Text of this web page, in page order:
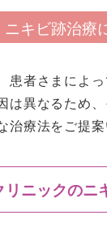
ニキビ跡治療
者さまによ
異なるため
療法をご提案
ニックのニ